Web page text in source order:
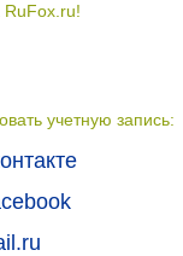
учетную запись: